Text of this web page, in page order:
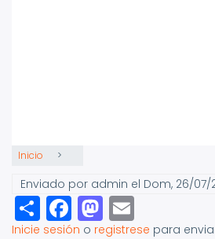
Inicio
Enviado por admin el Dom, 26/07/
Share
Facebook
Mastodon
Inicie sesión o registrese para